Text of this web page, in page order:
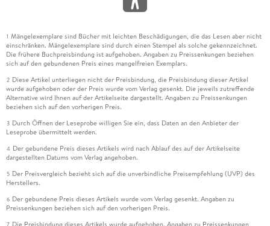
1 Mängelexemplare sind Bücher mit leichten Beschädigungen, die das Lesen aber nicht
einschränken. Mängelexemplare sind durch einen Stempel als solche gekennzeichnet.
Die frühere Buchpreisbindung ist aufgehoben. Angaben zu Preissenkungen beziehen
sich auf den gebundenen Preis eines mangelfreien Exemplars.
2 Diese Artikel unterliegen nicht der Preisbindung, die Preisbindung dieser Artikel
wurde aufgehoben oder der Preis wurde vom Verlag gesenkt. Die jeweils zutreffende
Alternative wird Ihnen auf der Artikelseite dargestellt. Angaben zu Preissenkungen
beziehen sich auf den vorherigen Preis.
3 Durch Öffnen der Leseprobe willigen Sie ein, dass Daten an den Anbieter der
Leseprobe übermittelt werden.
4 Der gebundene Preis dieses Artikels wird nach Ablauf des auf der Artikelseite
dargestellten Datums vom Verlag angehoben.
5 Der Preisvergleich bezieht sich auf die unverbindliche Preisempfehlung (UVP) des
Herstellers.
6 Der gebundene Preis dieses Artikels wurde vom Verlag gesenkt. Angaben zu
Preissenkungen beziehen sich auf den vorherigen Preis.
7 Die Preisbindung dieses Artikels wurde aufgehoben. Angaben zu Preissenkungen